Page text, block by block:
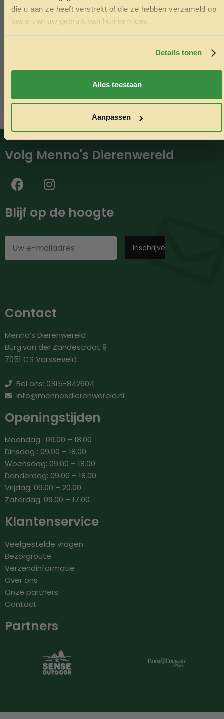
die u aan ze heeft verstrekt of die ze hebben verzameld op
basis van uw gebruik van hun services.
Details tonen
Alles toestaan
Aanpassen
Bel Menno
Volg Menno's Dierenwereld
Blijf op de hoogte
Contact
Menno’s Dierenwereld
Burg.van der Zandestraat 9
7051 CS Varsseveld
Bel ons: 0315-842604
info@mennosdierenwereld.nl
Openingstijden
Maandag : 09.00 – 18.00
Dinsdag : 09.00 – 18.00
Woensdag: 09.00 – 18.00
Donderdag: 09.00 – 18.00
Vrijdag: 09.00 – 20.00
Zaterdag: 09.00 – 17.00
Klantenservice
Veelgestelde vragen
Bezorgroute
Verzendinformatie
Over ons
Onze partners
Contact
Partners
Ontvang korting
Door je in te schrijven ga je akkoord met het ontvangen van
Nee, ik wil geen korting